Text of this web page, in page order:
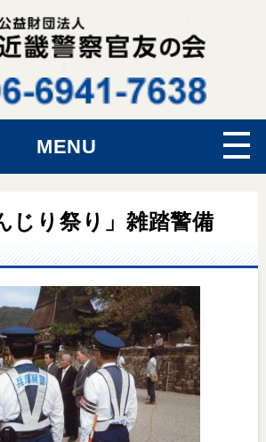
MENU
じり祭り」雑踏警備